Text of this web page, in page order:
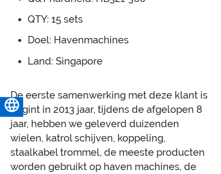
QTY: 15 sets
Doel: Havenmachines
Land: Singapore
De eerste samenwerking met deze klant is
begint in 2013 jaar, tijdens de afgelopen 8
jaar, hebben we geleverd duizenden
wielen, katrol schijven, koppeling,
staalkabel trommel, de meeste producten
worden gebruikt op haven machines, de
Nederlands